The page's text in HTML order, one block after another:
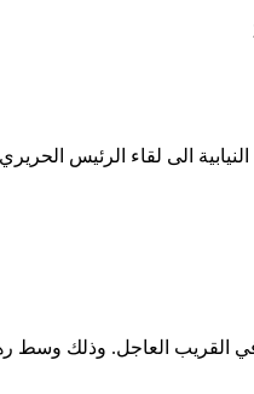
الى لقاء الرئيس الحريري
العاجل. وذلك وسط